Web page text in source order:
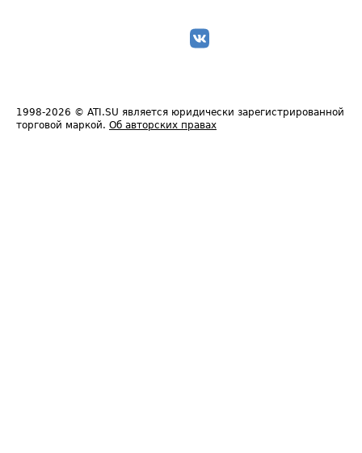
1998-2026 © ATI.SU является юридически зарегистрированной
торговой маркой. Об авторских правах